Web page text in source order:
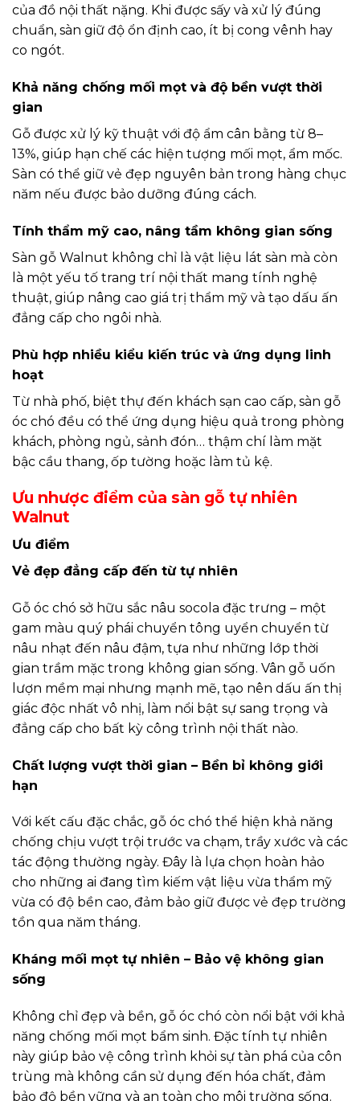
của đồ nội thất nặng. Khi được sấy và xử lý đúng
chuẩn, sàn giữ độ ổn định cao, ít bị cong vênh hay
co ngót.
Khả năng chống mối mọt và độ bền vượt thời
gian
Gỗ được xử lý kỹ thuật với độ ẩm cân bằng từ 8–
13%, giúp hạn chế các hiện tượng mối mọt, ẩm mốc.
Sàn có thể giữ vẻ đẹp nguyên bản trong hàng chục
năm nếu được bảo dưỡng đúng cách.
Tính thẩm mỹ cao, nâng tầm không gian sống
Sàn gỗ Walnut không chỉ là vật liệu lát sàn mà còn
là một yếu tố trang trí nội thất mang tính nghệ
thuật, giúp nâng cao giá trị thẩm mỹ và tạo dấu ấn
đẳng cấp cho ngôi nhà.
Phù hợp nhiều kiểu kiến trúc và ứng dụng linh
hoạt
Từ nhà phố, biệt thự đến khách sạn cao cấp, sàn gỗ
óc chó đều có thể ứng dụng hiệu quả trong phòng
khách, phòng ngủ, sảnh đón… thậm chí làm mặt
bậc cầu thang, ốp tường hoặc làm tủ kệ.
Ưu nhược điểm của sàn gỗ tự nhiên
Walnut
Ưu điểm
Vẻ đẹp đẳng cấp đến từ tự nhiên
Gỗ óc chó sở hữu sắc nâu socola đặc trưng – một
gam màu quý phái chuyển tông uyển chuyển từ
nâu nhạt đến nâu đậm, tựa như những lớp thời
gian trầm mặc trong không gian sống. Vân gỗ uốn
lượn mềm mại nhưng mạnh mẽ, tạo nên dấu ấn thị
giác độc nhất vô nhị, làm nổi bật sự sang trọng và
đẳng cấp cho bất kỳ công trình nội thất nào.
Chất lượng vượt thời gian – Bền bỉ không giới
hạn
Với kết cấu đặc chắc, gỗ óc chó thể hiện khả năng
chống chịu vượt trội trước va chạm, trầy xước và các
tác động thường ngày. Đây là lựa chọn hoàn hảo
cho những ai đang tìm kiếm vật liệu vừa thẩm mỹ
vừa có độ bền cao, đảm bảo giữ được vẻ đẹp trường
tồn qua năm tháng.
Kháng mối mọt tự nhiên – Bảo vệ không gian
sống
Không chỉ đẹp và bền, gỗ óc chó còn nổi bật với khả
năng chống mối mọt bẩm sinh. Đặc tính tự nhiên
này giúp bảo vệ công trình khỏi sự tàn phá của côn
trùng mà không cần sử dụng đến hóa chất, đảm
bảo độ bền vững và an toàn cho môi trường sống.